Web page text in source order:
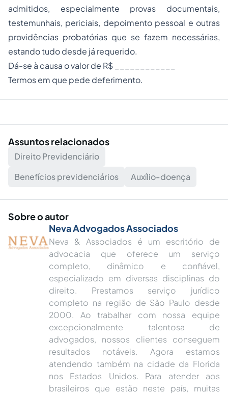
admitidos, especialmente provas documentais,
testemunhais, periciais, depoimento pessoal e outras
providências probatórias que se fazem necessárias,
estando tudo desde já requerido.
Dá-se à causa o valor de R$ ____________
Termos em que pede deferimento.
Assuntos relacionados
Direito Previdenciário
Benefícios previdenciários
Auxílio-doença
Sobre o autor
Neva Advogados Associados
Neva & Associados é um escritório de
advocacia que oferece um serviço
completo, dinâmico e confiável,
especializado em diversas disciplinas do
direito. Prestamos serviço jurídico
completo na região de São Paulo desde
2000. Ao trabalhar com nossa equipe
excepcionalmente talentosa de
advogados, nossos clientes conseguem
resultados notáveis. Agora estamos
atendendo também na cidade da Florida
nos Estados Unidos. Para atender aos
brasileiros que estão neste país, muitas